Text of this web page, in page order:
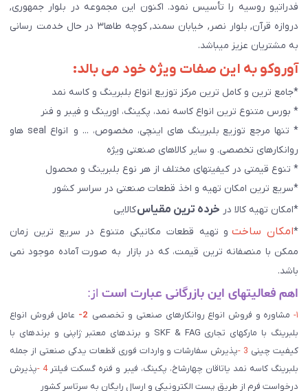
فدراتیو روسیه را تأسیس نمود. اکنون این مجموعه در بلوار جمهوری,
دروازه قرآن, بلوار نصر, خیابان سمند, کوچه طاها۳ در حال خدمت رسانی
به مشتریان عزیز میباشد.
آوروکو به این صفات ویژه خود می بالد:
*جامع ترین و کامل ترین مرکز توزیع انواع بلبرینگ و کاسه نمد
* بورس متنوع ترین انواع کاسه نمد، پکینگ، اورینگ و فیبر و فنر
* تنها مرجع توزیع بلبرینگ های اینچی، مخصوص، ... و انواع seal هاو
روانکارهای تخصصی. و سایر کالاهای صنعتی ويژه
* تنوع قیمتی در کیفیتهای مختلف از هر نوع بلبرینگ و محصول
*سریع ترین امکان تهیه و اخذ قطعات صنعتی در سراسر کشور
*امکان تهیه کالا در خرده ترین مقیاسکالایی
*امکان ساختو تهیه قطعات مکانیکی متنوع در سریع ترین زمان
ممکن با منصفانه ترین قیمت، که در بازار به صورت آماده موجود نمی
باشد.
اهم فعالیتهای این بازرگانی عبارت است از:
۱- مشاوره و فروش انواع روانکارهای صنعتی و تخصصی 2-
عامل فروش انواع
بلبرینگ با مارکهای تجاری SKF & FAG و برندهای معتبر ژاپنی و برندهای با
کیفیت چینی 3 - پذیرش سفارشات و واردات فوری قطعات یدکی صنعتی از جمله
بلبرینگ کاسه نمد یاتاقان چهارشاخ، پکینگ، فیبر و فنره گسکت فیلتر4 - پذیرش
درخواست فرم از طریق پست الکترونیکی و ارسال رایگان به سرتاسر کشور